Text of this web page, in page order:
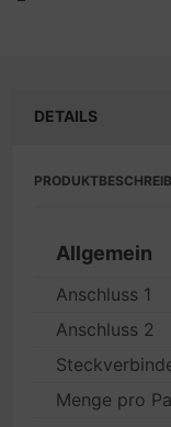
DETAILS
Allgemein
Anschluss 1
Anschluss 2
Menge pro